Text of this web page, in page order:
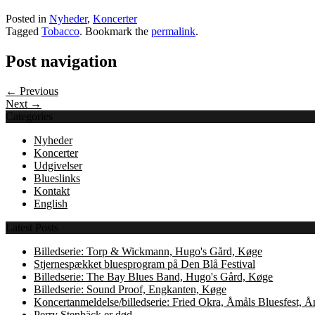
Posted in Nyheder, Koncerter
Tagged Tobacco. Bookmark the permalink.
Post navigation
← Previous
Next →
Categories
Nyheder
Koncerter
Udgivelser
Blueslinks
Kontakt
English
Latest Posts
Billedserie: Torp & Wickmann, Hugo's Gård, Køge
Stjernespækket bluesprogram på Den Blå Festival
Billedserie: The Bay Blues Band, Hugo's Gård, Køge
Billedserie: Sound Proof, Engkanten, Køge
Koncertanmeldelse/billedserie: Fried Okra, Åmåls Bluesfest,